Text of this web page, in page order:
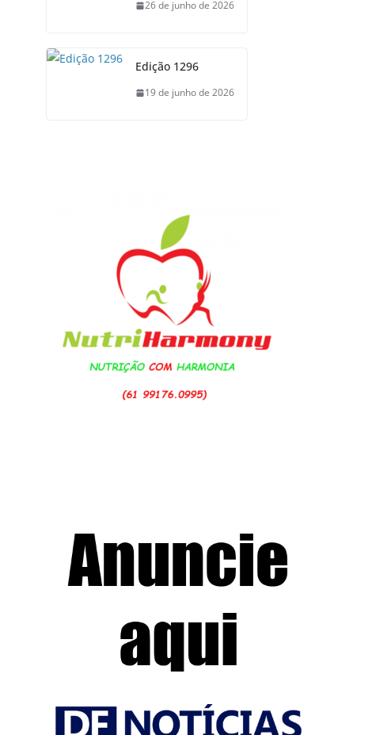
26 de junho de 2026
Edição 1296
19 de junho de 2026